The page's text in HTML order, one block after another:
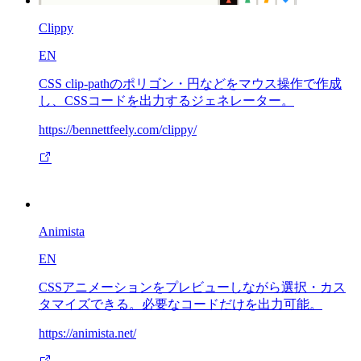
Clippy
EN
CSS clip-pathのポリゴン・円などをマウス操作で作成
し、CSSコードを出力するジェネレーター。
https://bennettfeely.com/clippy/
Animista
EN
CSSアニメーションをプレビューしながら選択・カス
タマイズできる。必要なコードだけを出力可能。
https://animista.net/